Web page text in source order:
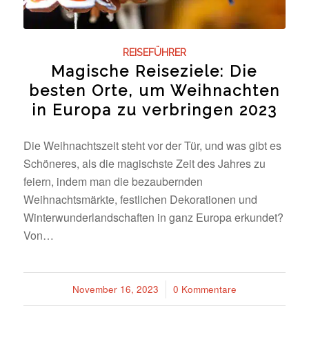
REISEFÜHRER
Magische Reiseziele: Die
besten Orte, um Weihnachten
in Europa zu verbringen 2023
Die Weihnachtszeit steht vor der Tür, und was gibt es
Schöneres, als die magischste Zeit des Jahres zu
feiern, indem man die bezaubernden
Weihnachtsmärkte, festlichen Dekorationen und
Winterwunderlandschaften in ganz Europa erkundet?
Von…
November 16, 2023
/ 0 Kommentare